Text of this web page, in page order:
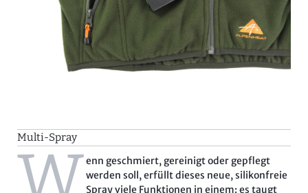
Multi-Spray
enn geschmiert, gereinigt oder gepflegt
werden soll, erfüllt dieses neue, silikonfreie
Spray viele Funktionen in einem: es taugt